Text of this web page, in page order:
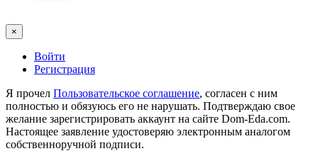
×
Войти
Регистрация
Я прочел Пользовательское соглашение, согласен с ним
полностью и обязуюсь его не нарушать. Подтверждаю свое
желание зарегистрировать аккаунт на сайте Dom-Eda.com.
Настоящее заявление удостоверяю электронным аналогом
собственноручной подписи.